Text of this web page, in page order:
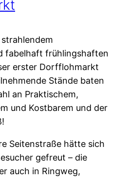
fabelhaft frühlingshaften
erster Dorfflohmarkt
Stände baten
an Praktischem,
und Kostbarem und der
Seitenstraße hätte sich
gefreut – die
auch in Ringweg,